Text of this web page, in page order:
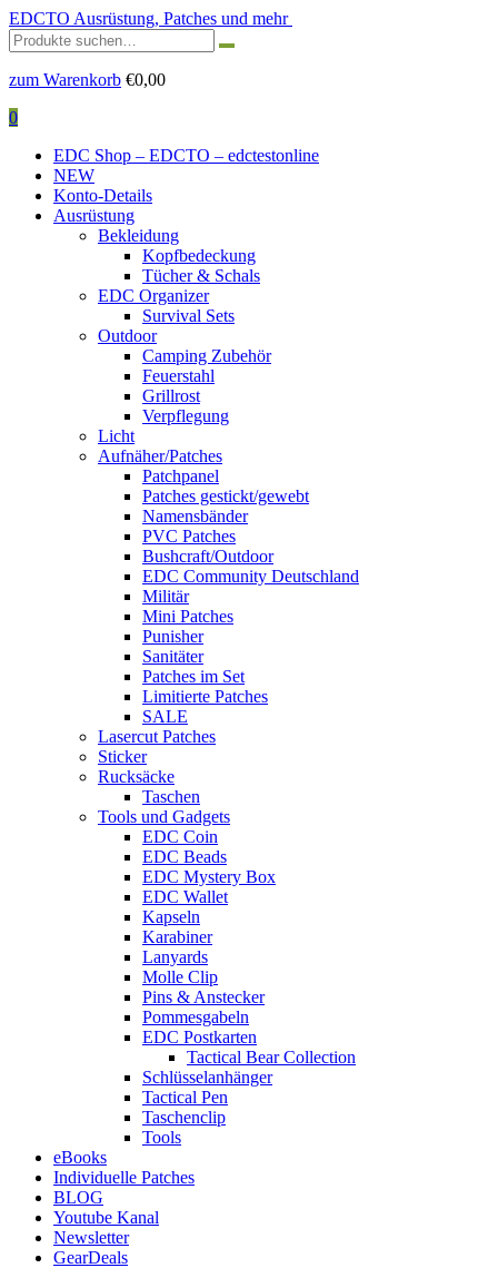
EDCTO Ausrüstung, Patches und mehr
Suchen
nach:
zum Warenkorb €0,00
0
EDC Shop – EDCTO – edctestonline
NEW
Konto-Details
Ausrüstung
Bekleidung
Kopfbedeckung
Tücher & Schals
EDC Organizer
Survival Sets
Outdoor
Camping Zubehör
Feuerstahl
Grillrost
Verpflegung
Licht
Aufnäher/Patches
Patchpanel
Patches gestickt/gewebt
Namensbänder
PVC Patches
Bushcraft/Outdoor
EDC Community Deutschland
Militär
Mini Patches
Punisher
Sanitäter
Patches im Set
Limitierte Patches
SALE
Lasercut Patches
Sticker
Rucksäcke
Taschen
Tools und Gadgets
EDC Coin
EDC Beads
EDC Mystery Box
EDC Wallet
Kapseln
Karabiner
Lanyards
Molle Clip
Pins & Anstecker
Pommesgabeln
EDC Postkarten
Tactical Bear Collection
Schlüsselanhänger
Tactical Pen
Taschenclip
Tools
eBooks
Individuelle Patches
BLOG
Youtube Kanal
Newsletter
GearDeals